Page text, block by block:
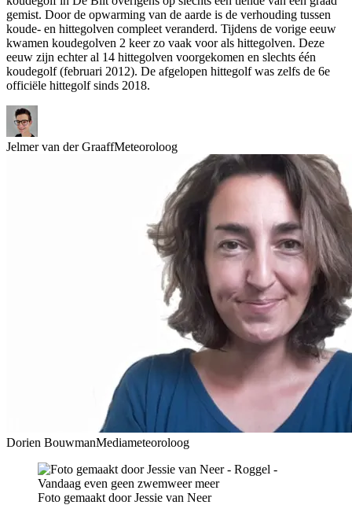
gemist. Door de opwarming van de aarde is de verhouding tussen
koude- en hittegolven compleet veranderd. Tijdens de vorige eeuw
kwamen koudegolven 2 keer zo vaak voor als hittegolven. Deze
eeuw zijn echter al 14 hittegolven voorgekomen en slechts één
koudegolf (februari 2012). De afgelopen hittegolf was zelfs de 6e
officiële hittegolf sinds 2018.
Jelmer van der GraaffMeteoroloog
Dorien BouwmanMediameteoroloog
Foto gemaakt door Jessie van Neer